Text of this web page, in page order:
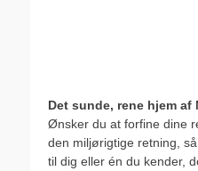
Det sunde, rene hjem af
Ønsker du at forfine dine
den miljørigtige retning,
til dig eller én du kender,